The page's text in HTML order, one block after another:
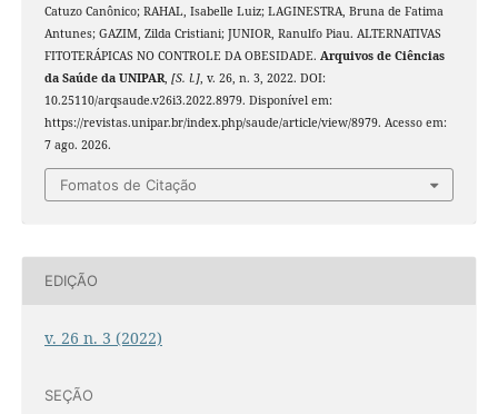
Catuzo Canônico; RAHAL, Isabelle Luiz; LAGINESTRA, Bruna de Fatima
Antunes; GAZIM, Zilda Cristiani; JUNIOR, Ranulfo Piau. ALTERNATIVAS
FITOTERÁPICAS NO CONTROLE DA OBESIDADE. Arquivos de Ciências
da Saúde da UNIPAR, [S. l.], v. 26, n. 3, 2022. DOI:
10.25110/arqsaude.v26i3.2022.8979. Disponível em:
https://revistas.unipar.br/index.php/saude/article/view/8979. Acesso em:
7 ago. 2026.
Fomatos de Citação
EDIÇÃO
v. 26 n. 3 (2022)
SEÇÃO